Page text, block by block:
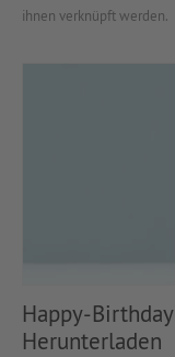
ihnen verknüpft werden.
Happy-
Herunterladen